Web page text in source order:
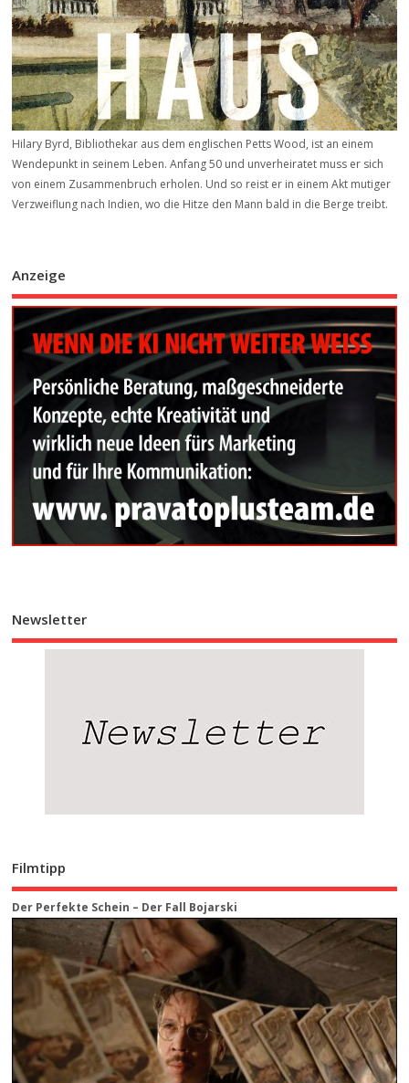
Hilary Byrd, Bibliothekar aus dem englischen Petts Wood, ist an einem
Wendepunkt in seinem Leben. Anfang 50 und unverheiratet muss er sich
von einem Zusammenbruch erholen. Und so reist er in einem Akt mutiger
Verzweiflung nach Indien, wo die Hitze den Mann bald in die Berge treibt.
Anzeige
Newsletter
Filmtipp
Der Perfekte Schein – Der Fall Bojarski